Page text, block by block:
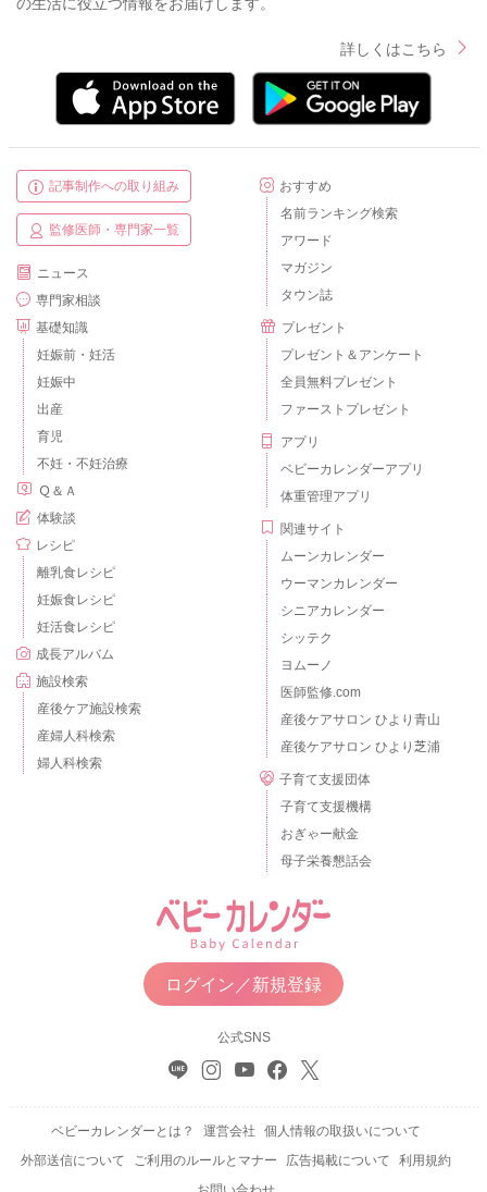
詳しくはこちら
記事制作への取り組み
監修医師・専門家一覧
ニュース
専門家相談
基礎知識
妊娠前・妊活
妊娠中
出産
育児
不妊・不妊治療
Ｑ＆Ａ
体験談
レシピ
離乳食レシピ
妊娠食レシピ
妊活食レシピ
成長アルバム
施設検索
産後ケア施設検索
産婦人科検索
婦人科検索
おすすめ
名前ランキング検索
アワード
マガジン
タウン誌
プレゼント
プレゼント＆アンケート
全員無料プレゼント
ファーストプレゼント
アプリ
ベビーカレンダーアプリ
体重管理アプリ
関連サイト
ムーンカレンダー
ウーマンカレンダー
シニアカレンダー
シッテク
ヨムーノ
医師監修.com
産後ケアサロン ひより青山
産後ケアサロン ひより芝浦
子育て支援団体
子育て支援機構
おぎゃー献金
母子栄養懇話会
ログイン／新規登録
公式SNS
ベビーカレンダーとは？ 運営会社
個人情報の取扱いについて
外部送信について
ご利用のルールとマナー 広告掲載について
利用規約